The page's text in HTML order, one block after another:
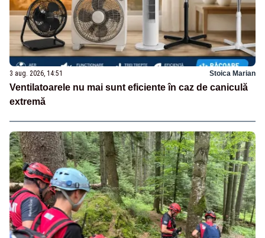
3 aug. 2026, 14:51 Stoica Marian
Ventilatoarele nu mai sunt eficiente în caz de caniculă
extremă